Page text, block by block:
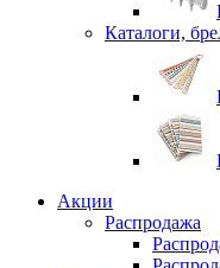
Каталоги,
Акции
Распродажа